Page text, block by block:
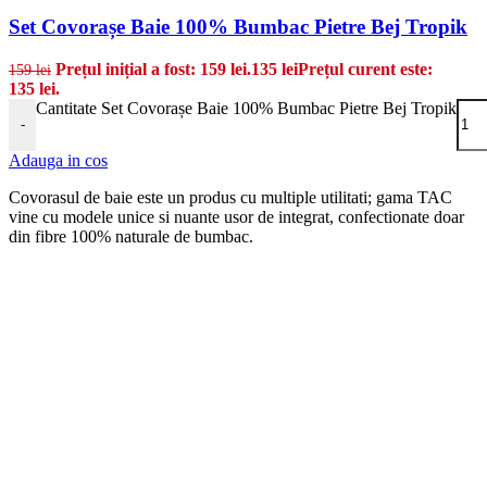
Set Covorașe Baie 100% Bumbac Pietre Bej Tropik
159lei Prețul inițial a fost: 159 lei.135 leiPrețul curent este:
135 lei.
-
Cantitate Set Covorașe Baie 100% Bumbac Pietre Bej Tropik
Adauga in cos
Covorasul de baie este un produs cu multiple utilitati; gama TAC
vine cu modele unice si nuante usor de integrat, confectionate doar
din fibre 100% naturale de bumbac.